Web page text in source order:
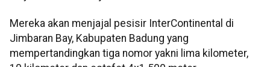
Mereka akan menjajal pesisir InterContinental di
Jimbaran Bay, Kabupaten Badung yang
mempertandingkan tiga nomor yakni lima kilometer,